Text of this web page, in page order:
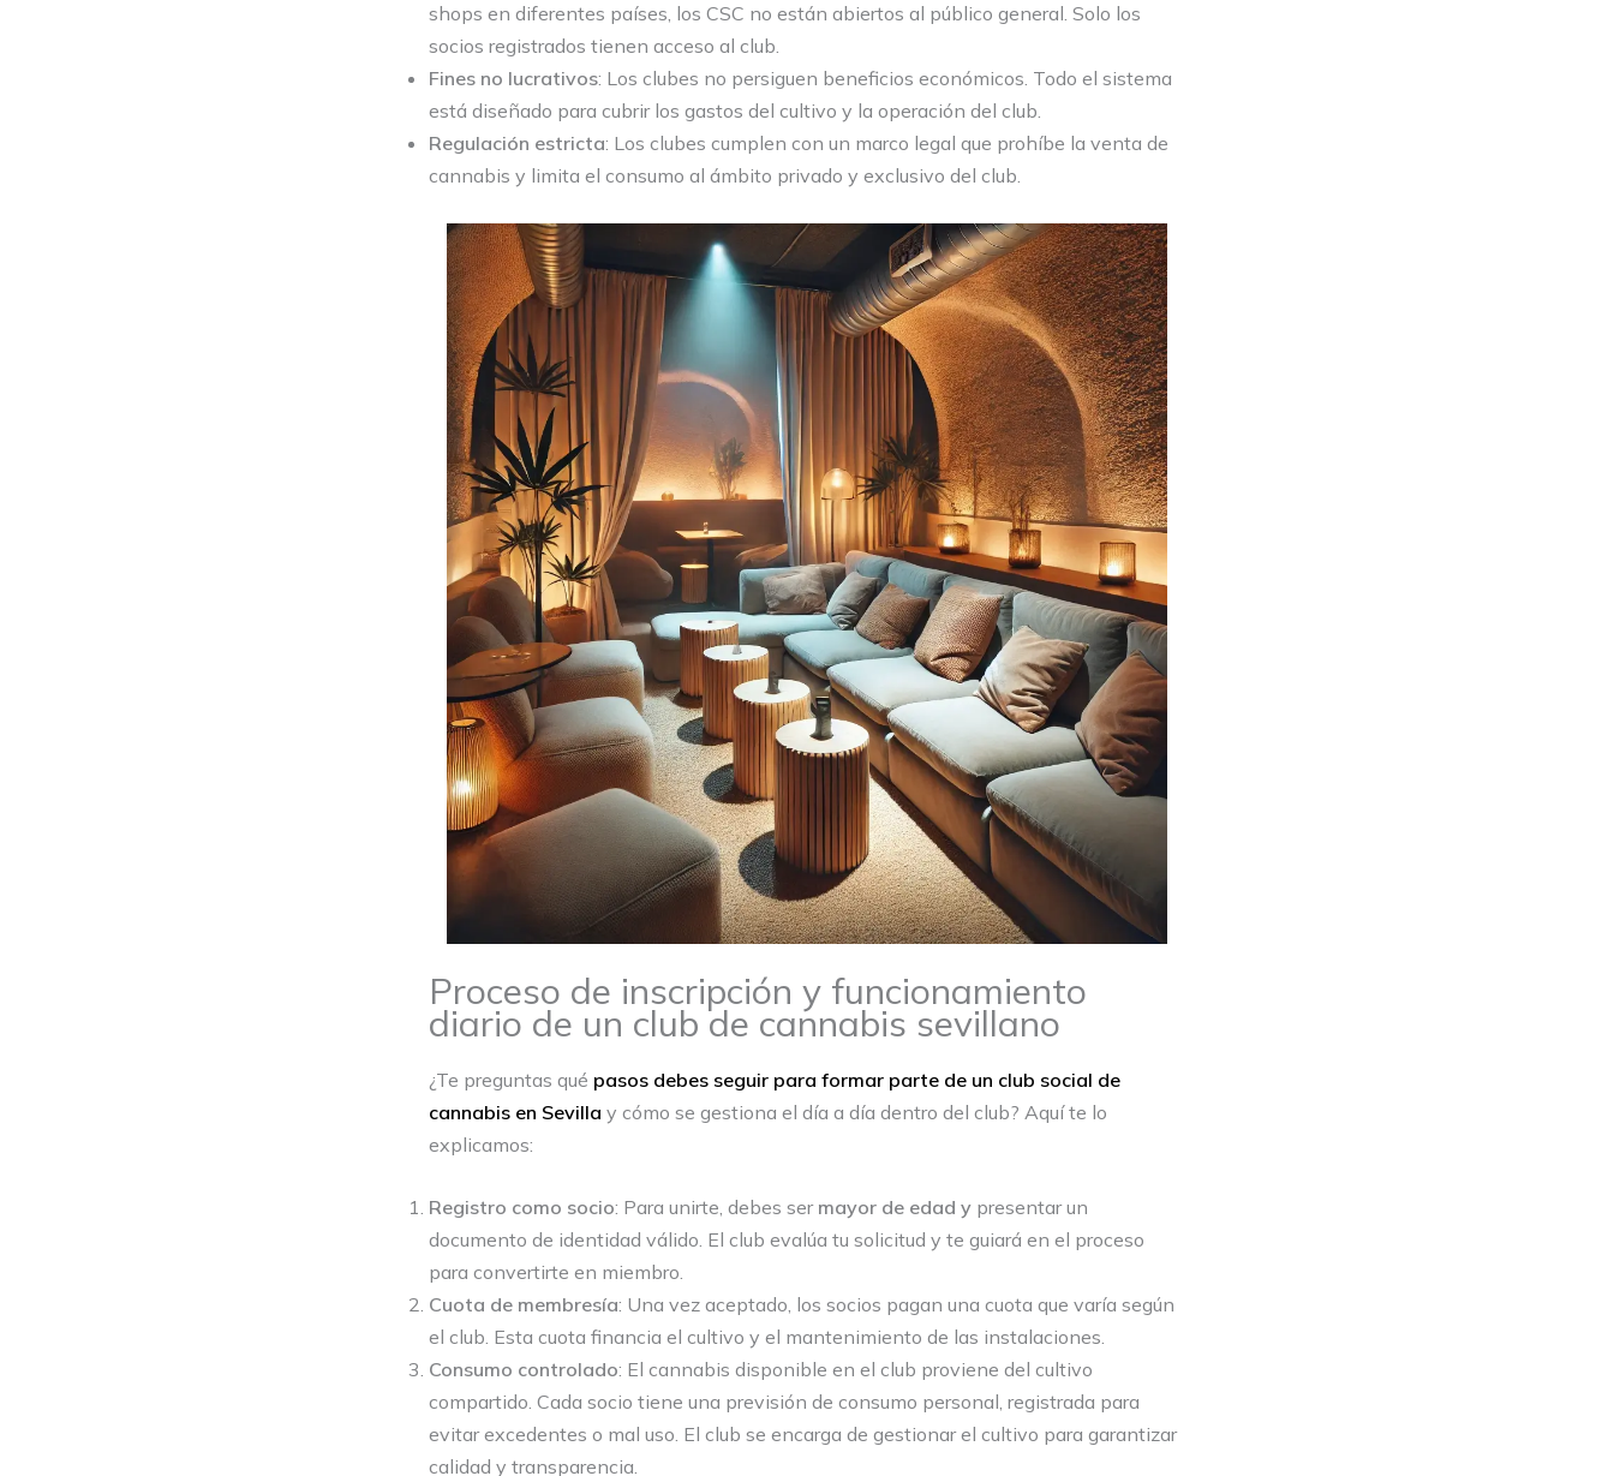
shops en diferentes países, los CSC no están abiertos al público general. Solo los
socios registrados tienen acceso al club.
Fines no lucrativos: Los clubes no persiguen beneficios económicos. Todo el sistema
está diseñado para cubrir los gastos del cultivo y la operación del club.
Regulación estricta: Los clubes cumplen con un marco legal que prohíbe la venta de
cannabis y limita el consumo al ámbito privado y exclusivo del club.
Proceso de inscripción y funcionamiento
diario de un club de cannabis sevillano
¿Te preguntas qué pasos debes seguir para formar parte de un club social de
cannabis en Sevilla y cómo se gestiona el día a día dentro del club? Aquí te lo
explicamos:
Registro como socio: Para unirte, debes ser mayor de edad y presentar un
documento de identidad válido. El club evalúa tu solicitud y te guiará en el proceso
para convertirte en miembro.
Cuota de membresía: Una vez aceptado, los socios pagan una cuota que varía según
el club. Esta cuota financia el cultivo y el mantenimiento de las instalaciones.
Consumo controlado: El cannabis disponible en el club proviene del cultivo
compartido. Cada socio tiene una previsión de consumo personal, registrada para
evitar excedentes o mal uso. El club se encarga de gestionar el cultivo para garantizar
calidad y transparencia.